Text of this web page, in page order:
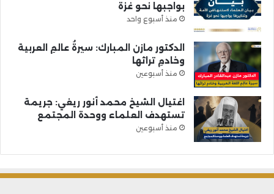
بواجبها نحو غزة
منذ أسبوع واحد
الدكتور مازن المبارك: سيرةُ عالمِ العربية
وخادمِ تراثها
منذ أسبوعين
اغتيال الشيخ محمد أنور ريغي: جريمة
تستهدف العلماء ووحدة المجتمع
منذ أسبوعين